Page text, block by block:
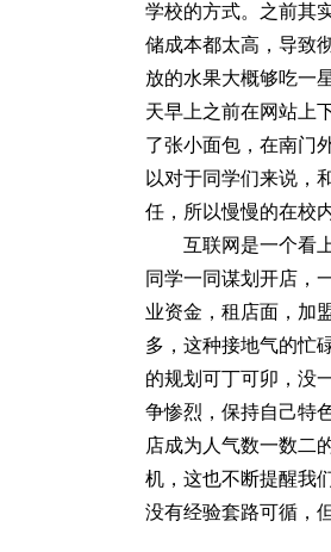
学校的方式。之前其
储成本都太高，导致
放的水果大概够吃一
天早上之前在网站上
了张小面包，在南门
以对于同学们来说，
任，所以慢慢的在校
互联网是一个看
同学一同谋划开店，
业资金，租店面，加
多，这种接地气的忙
的规划可丁可卯，没
争惨烈，保持自己特
店成为人气数一数二
机，这也不断提醒我
没有经验套路可循，